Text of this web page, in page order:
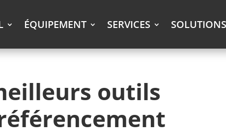
ÉQUIPEMENT SERVICES SOLUTIONS
outils